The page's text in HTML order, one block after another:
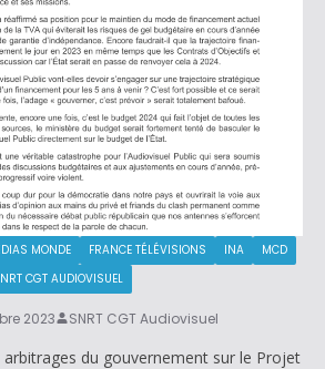
MONDE FRANCE TÉLÉVISIONS INA
MCD
CGT AUDIOVISUEL
2023 SNRT CGT Audiovisuel
du gouvernement sur le Projet